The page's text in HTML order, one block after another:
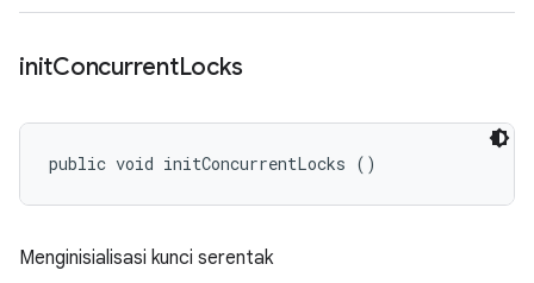
initConcurrentLocks
public void initConcurrentLocks ()
Menginisialisasi kunci serentak